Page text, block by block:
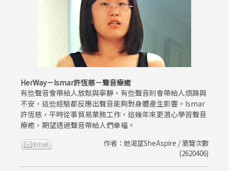
HerWay－Ismar許恆慈－聲音療癒
有些聲音會帶給人放鬆與寧靜，有些聲音則會帶給人煩躁與
不安，這些經驗都反應出聲音能夠對身體產生影響。Ismar
許恆慈，平時從事貿易業務工作，這幾年來更潛心學習聲音
療癒，期望透過聲音帶給人們幸福。
作者：她渴望SheAspire / 瀏覽次數
(2620406)